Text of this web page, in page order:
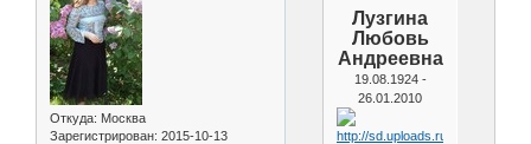
Откуда: Москва
Зарегистрирован: 2015-10-13
Лузгина
Любовь
Андреевна
19.08.1924 -
26.01.2010